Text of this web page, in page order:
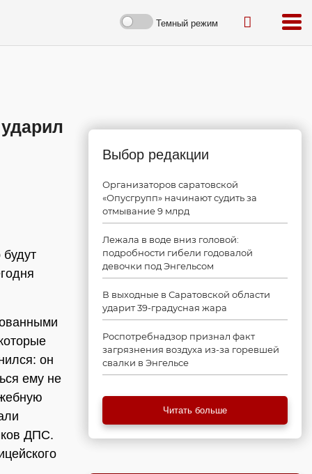
Темный режим
он
ему не
ДПС.
Выбор редакции
Организаторов саратовской
«Опусгрупп» начинают судить за
отмывание 9 млрд
Лежала в воде вниз головой:
подробности гибели годовалой
девочки под Энгельсом
В выходные в Саратовской области
ударит 39-градусная жара
Роспотребнадзор признал факт
загрязнения воздуха из-за горевшей
свалки в Энгельсе
Читать больше